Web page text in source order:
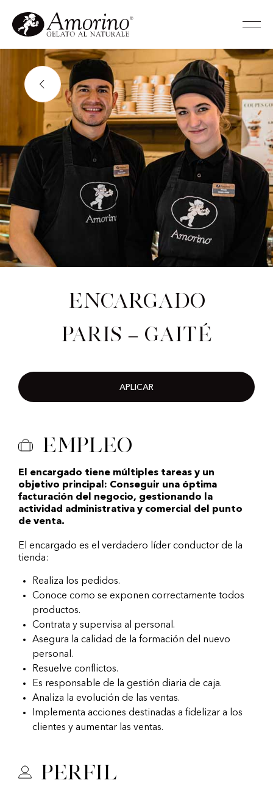
Encargado
Paris – Gaité
APLICAR
Empleo
El encargado tiene múltiples tareas y un
objetivo principal: Conseguir una óptima
facturación del negocio, gestionando la
actividad administrativa y comercial del punto
de venta.
El encargado es el verdadero líder conductor de la
tienda:
Realiza los pedidos.
Conoce como se exponen correctamente todos
productos.
Contrata y supervisa al personal.
Asegura la calidad de la formación del nuevo
personal.
Resuelve conflictos.
Es responsable de la gestión diaria de caja.
Analiza la evolución de las ventas.
Implementa acciones destinadas a fidelizar a los
clientes y aumentar las ventas.
Perfil